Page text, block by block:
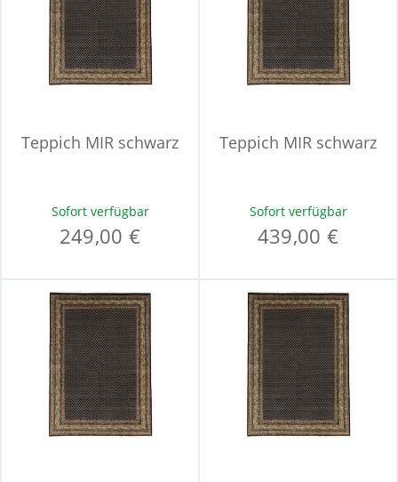
Teppich MIR schwarz
Sofort verfügbar
249,00 €
Teppich MIR schwarz
Sofort verfügbar
439,00 €